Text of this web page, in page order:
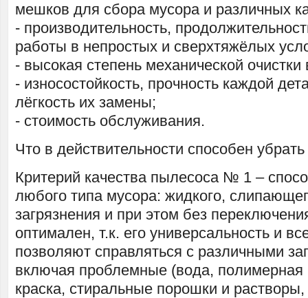
мешков для сбора мусора и различных
- производительность,
работы в непростых и сверхтяжёлых
- высокая степень механической очистки
- износостойкость, прочность каждой
лёгкость их замены;
- стоимость обслуживания.
Что в действительности способен
Критерий качества пылесоса № 1 –
любого типа мусора: жидкого,
загрязнения и при этом без
оптимален, т.к. его универсальность и
позволяют справляться с различными
включая проблемные (вода, полимерная
краска, стиральные порошки и растворы,